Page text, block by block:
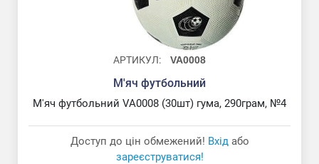
АРТИКУЛ: VA0008
М'яч футбольний
М'яч футбольний VA0008 (30шт) гума, 290грам, №4
Доступ до цін обмежений! Вхід або
зареєструватися!